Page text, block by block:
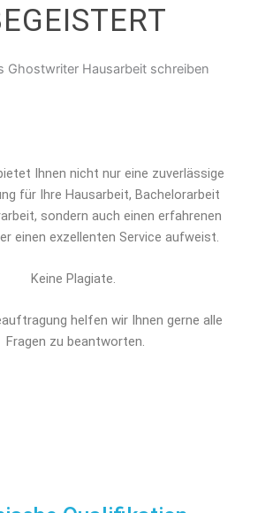
Ihnen nicht nur eine zuverlässige
für Ihre Hausarbeit, Bachelorarbeit
sondern auch einen erfahrenen
einen exzellenten Service aufweist.
Keine Plagiate.
helfen wir Ihnen gerne alle
Fragen zu beantworten.